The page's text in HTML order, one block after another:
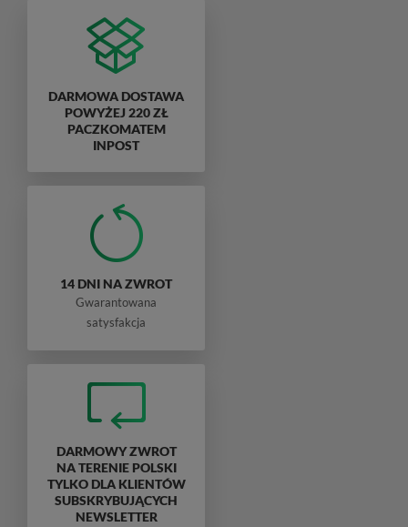
DARMOWA DOSTAWA
POWYŻEJ 220 ZŁ
PACZKOMATEM
INPOST
14 DNI NA ZWROT
Gwarantowana
satysfakcja
DARMOWY ZWROT
NA TERENIE POLSKI
TYLKO DLA KLIENTÓW
SUBSKRYBUJĄCYCH
NEWSLETTER